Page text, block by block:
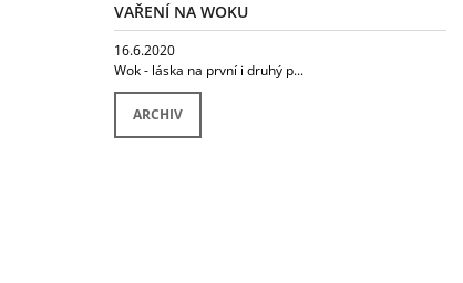
VAŘENÍ NA WOKU
16.6.2020
Wok - láska na první i druhý p...
ARCHIV